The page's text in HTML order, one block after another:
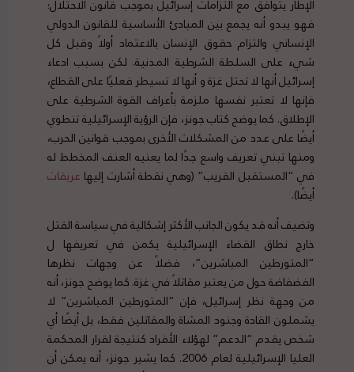
الإطار يتوافق مع التزامات إسرائيل بموجب قانون الاحتلال؛
فهو يبدو أنه يجمع بين المبادئ الأساسية للقانون الدولي
الإنساني والتزام حقوق الإنسان بالاعتماد أولاً وقبل كل
شيء على السلطة الشرطية المدنية. لكن بسبب ادعاء
إسرائيل أنها لا تحتل غزة و أنها لا تسيطر فعليًا على القطاع،
فإنها لا تعتبر نفسها ملزمة بأعراف القوة الشرطية على
الإطلاق. كما يوضح كتاب جونز، فإن الرؤية الإسرائيلية تنطوي
أيضًا على عدد من المشكلات الأخرى بموجب قوانين الحرب،
ومنها تبني تعريف واسع جدًا لما يعنيه العنف المخطط له
في “المستقبل القريب” (وهي نقطة أشارت إليها عريقات
أيضًا).
وتضيف أنه قد يكون الجانب الأكثر إشكالية في سياسة القتل
خارج نطاق القضاء الإسرائيلية يكمن في تعريفها ل
“المتورطين المباشرين”، فضلاً عن وجهات نظرها
الفضفاضة حول من يعتبر مقاتلاً في غزة. كما يوضح جونز، أنه
من وجهة نظر إسرائيل، فإن “المتورطين المباشرين” لا
يشملون القادة وجنود المشاة والمقاتلين فقط، بل أيضًا أي
شخص يقدم “الدعم” لهؤلاء الأفراد كنتيجة لقرار المحكمة
العليا الإسرائيلية لعام 2006. كما يشير جونز، أنه يمكن أن